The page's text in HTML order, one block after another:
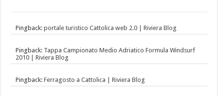
Pingback:portale turistico Cattolica web 2.0 | Riviera Blog
Pingback: Tappa Campionato Medio Adriatico Formula Windsurf
2010 | Riviera Blog
Pingback:Ferragosto a Cattolica | Riviera Blog